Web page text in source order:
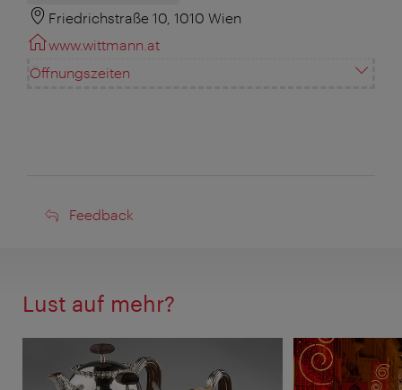
Friedrichstraße 10, 1010 Wien
www.wittmann.at
Öffnungszeiten
Feedback
Feedback
Lust auf mehr?